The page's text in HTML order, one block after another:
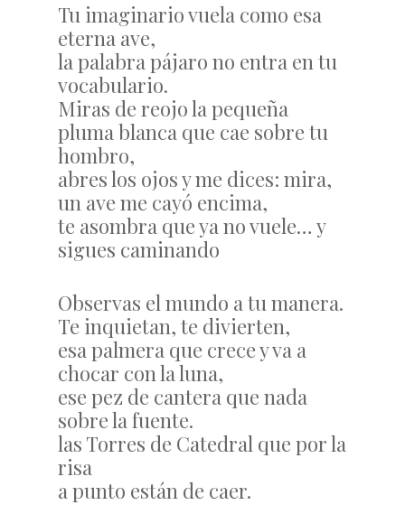
Tu imaginario vuela como esa
eterna ave,
la palabra pájaro no entra en tu
vocabulario.
Miras de reojo la pequeña
pluma blanca que cae sobre tu
hombro,
abres los ojos y me dices: mira,
un ave me cayó encima,
te asombra que ya no vuele… y
sigues caminando
Observas el mundo a tu manera.
Te inquietan, te divierten,
esa palmera que crece y va a
chocar con la luna,
ese pez de cantera que nada
sobre la fuente.
las Torres de Catedral que por la
risa
a punto están de caer.